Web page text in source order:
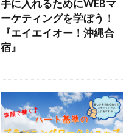
手に入れるためにWEBマ
ーケティングを学ぼう！
『エイエイオー！沖縄合
宿』